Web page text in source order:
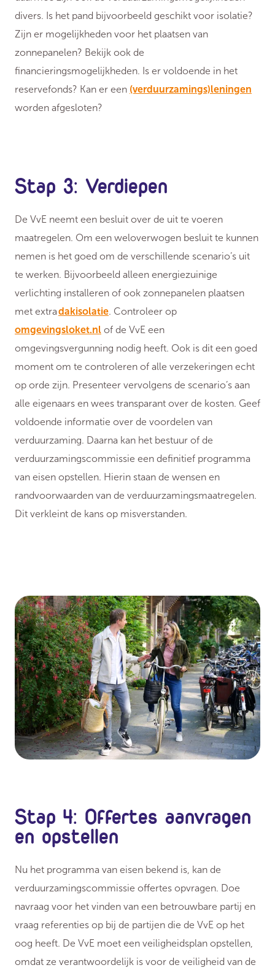
divers. Is het pand bijvoorbeeld geschikt voor isolatie?
Zijn er mogelijkheden voor het plaatsen van
zonnepanelen? Bekijk ook de
financieringsmogelijkheden. Is er voldoende in het
reservefonds? Kan er een (verduurzamings)leningen
worden afgesloten?
Stap 3: Verdiepen
De VvE neemt een besluit over de uit te voeren
maatregelen. Om een weloverwogen besluit te kunnen
nemen is het goed om de verschillende scenario’s uit
te werken. Bijvoorbeeld alleen energiezuinige
verlichting installeren of ook zonnepanelen plaatsen
met extradakisolatie. Controleer op
omgevingsloket.nl of de VvE een
omgevingsvergunning nodig heeft. Ook is dit een goed
moment om te controleren of alle verzekeringen echt
op orde zijn. Presenteer vervolgens de scenario’s aan
alle eigenaars en wees transparant over de kosten. Geef
voldoende informatie over de voordelen van
verduurzaming. Daarna kan het bestuur of de
verduurzamingscommissie een definitief programma
van eisen opstellen. Hierin staan de wensen en
randvoorwaarden van de verduurzamingsmaatregelen.
Dit verkleint de kans op misverstanden.
Stap 4: Offertes aanvragen
en opstellen
Nu het programma van eisen bekend is, kan de
verduurzamingscommissie offertes opvragen. Doe
navraag voor het vinden van een betrouwbare partij en
vraag referenties op bij de partijen die de VvE op het
oog heeft. De VvE moet een veiligheidsplan opstellen,
omdat ze verantwoordelijk is voor de veiligheid van de